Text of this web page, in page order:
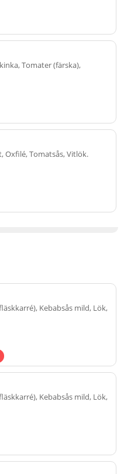
Tomater (färska),
Oxfilé, Tomatsås, Vitlök.
Kebabsås mild, Lök,
Kebabsås mild, Lök,